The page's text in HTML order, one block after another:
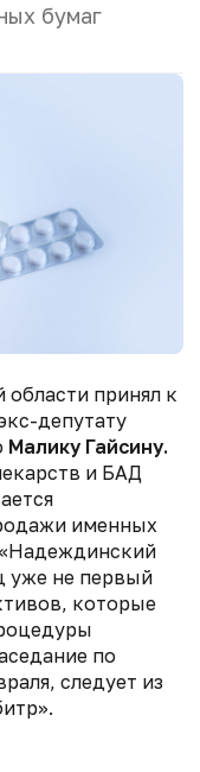
бумаг
принял к
депутату
Малику Гайсину.
и БАД
именных
уже не первый
которые
по
следует из